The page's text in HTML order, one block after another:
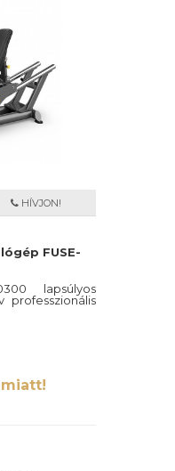
HÍVJON!
FUSE-
lapsúlyos
professzionális